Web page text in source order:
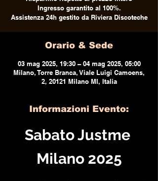
Ingresso garantito al 100%.
Assistenza 24h gestito da Riviera Discoteche
Orario & Sede
03 mag 2025, 19:30 – 04 mag 2025, 05:00
Milano, Torre Branca, Viale Luigi Camoens,
2, 20121 Milano MI, Italia
Informazioni Evento:
Sabato Justme
Milano 2025